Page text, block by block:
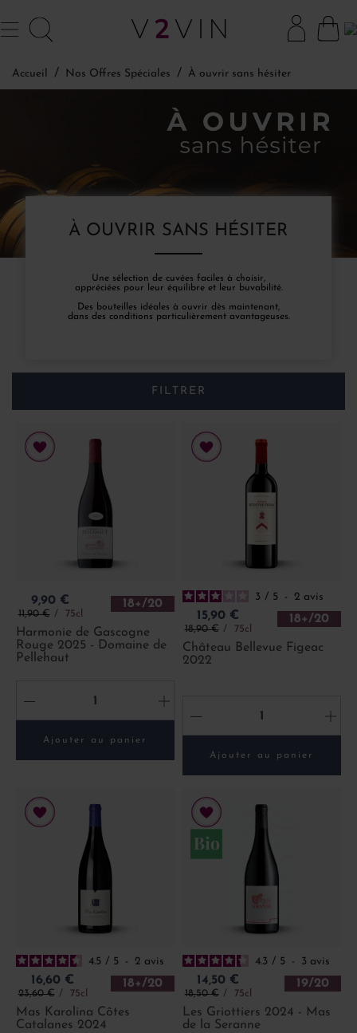
Accueil Nos Offres Spéciales À ouvrir sans hésiter
À OUVRIR SANS HÉSITER
Une sélection de cuvées faciles à choisir,
appréciées pour leur équilibre et leur buvabilité.
Des bouteilles idéales à ouvrir dès maintenant,
dans des conditions particulièrement avantageuses.
FILTRER
Prix
9,90 €
Prix de base
11,90 € 75cl
18+/20
Harmonie de Gascogne
Rouge 2025 - Domaine de
Pellehaut
- +
Ajouter au panier
3 / 5 - 2 avis
Prix
15,90 €
Prix de base
18,90 € 75cl
18+/20
Château Bellevue Figeac
2022
- +
Ajouter au panier
4.5 / 5 - 2 avis
Prix
16,60 €
Prix de base
23,60 € 75cl
18+/20
Mas Karolina Côtes
Catalanes 2024
4.3 / 5 - 3 avis
Prix
14,50 €
Prix de base
18,50 € 75cl
19/20
Les Griottiers 2024 - Mas
de la Seranne